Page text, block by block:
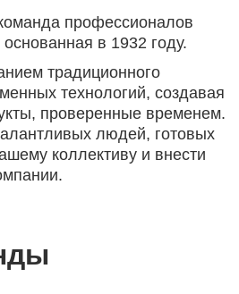
профессионалов
в 1932 году.
традиционного
технологий, создавая
проверенные временем.
людей, готовых
коллективу и внести